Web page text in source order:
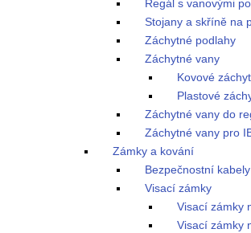
Regál s vanovými
Stojany a skříně na
Záchytné podlahy
Záchytné vany
Kovové
Plastové
Záchytné vany do
Záchytné vany pro
Zámky a kování
Bezpečnostní
Visací zámky
Visací zámky
Visací zámky